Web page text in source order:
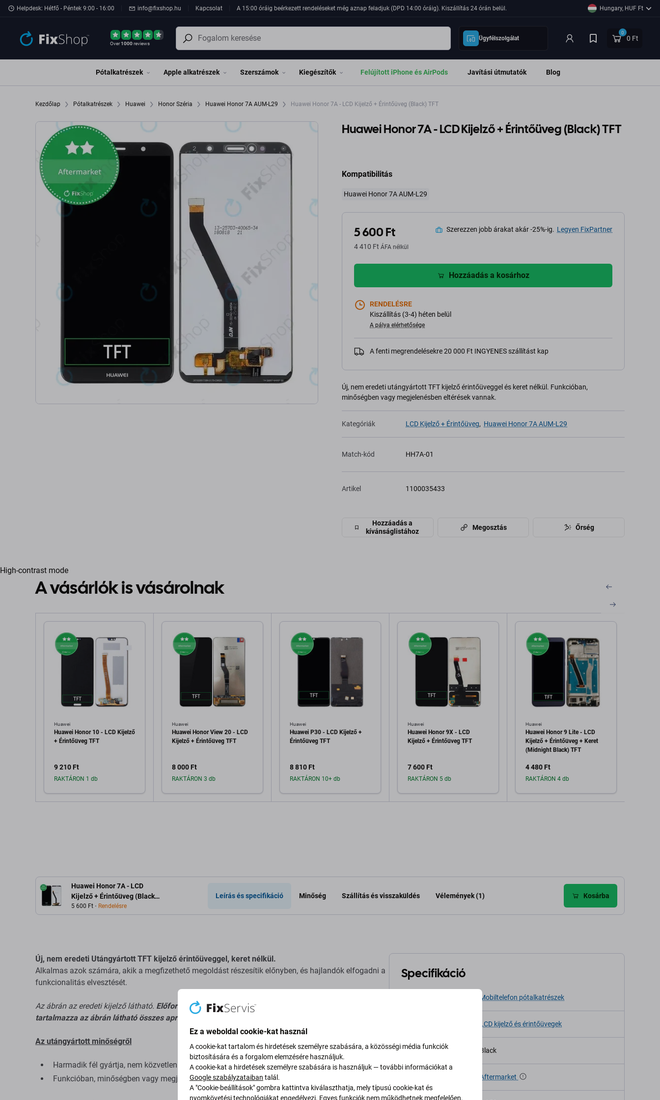
Ugrás az oldal fő részéhez
Helpdesk: Hétfő - Péntek 9:00 - 16:00 info@fixshop.hu Kapcsolat A 15:00 óráig beérkezett rendeléseket még aznap feladjuk (DPD 14:00 óráig). Kiszállítás 24 órán belül. Hungary, HUF Ft
Over1000reviews
Ügyfélszolgálat
0
0 Ft
Pótalkatrészek Apple alkatrészek Szerszámok Kiegészítők Felújított iPhone és AirPods Javítási útmutatók Blog
Kezdőlap Pótalkatrészek Huawei Honor Széria Huawei Honor 7A AUM-L29 Huawei Honor 7A - LCD Kijelző + Érintőüveg (Black) TFT
Huawei Honor 7A - LCD Kijelző + Érintőüveg (Black) TFT
Kompatibilitás
Huawei Honor 7A AUM-L29
5 600 Ft
4 410 Ft ÁFA nélkül
Szerezzen jobb árakat akár -25%-ig. Legyen FixPartner
Hozzáadás a kosárhoz
RENDELÉSRE
Kiszállítás (3-4) héten belül
A pálya elérhetősége
A fenti megrendelésekre 20 000 Ft INGYENES szállítást kap
Új, nem eredeti utángyártott TFT kijelző érintőüveggel és keret nélkül. Funkcióban,
minőségben vagy megjelenésben eltérések vannak.
Kategóriák LCD Kijelző + Érintőüveg, Huawei Honor 7A AUM-L29
Match-kód HH7A-01
Artikel 1100035433
Hozzáadás a
kívánságlistához
Megosztás Őrség
High-contrast mode
A vásárlók is vásárolnak
Huawei
Huawei Honor 10 - LCD Kijelző
+ Érintőüveg TFT
9 210 Ft
RAKTÁRON 1 db
Huawei
Huawei Honor View 20 - LCD
Kijelző + Érintőüveg TFT
8 000 Ft
RAKTÁRON 3 db
Huawei
Huawei P30 - LCD Kijelző +
Érintőüveg TFT
8 810 Ft
RAKTÁRON 10+ db
Huawei
Huawei Honor 9X - LCD
Kijelző + Érintőüveg TFT
7 600 Ft
RAKTÁRON 5 db
Huawei
Huawei Honor 9 Lite - LCD
Kijelző + Érintőüveg + Keret
(Midnight Black) TFT
4 480 Ft
RAKTÁRON 4 db
Huawei Honor 7A - LCD
Kijelző + Érintőüveg (Black)
TFT
5 600 Ft Rendelésre
Leírás és specifikáció Minőség Szállítás és visszaküldés Vélemények (1) Kosárba
Új, nem eredeti Utángyártott TFT kijelző érintőüveggel, keret nélkül.
Alkalmas azok számára, akik a megfizethető megoldást részesítik előnyben, és hajlandók elfogadni a
funkcionalitás elvesztését.
Az ábrán az eredeti kijelző látható. Előfordulhat, hogy a nem eredeti utángyártott TFT-kijelző nem
tartalmazza az ábrán látható összes apró alkatrészt
Az utángyártott minőségről
Harmadik fél gyártja, nem közvetlenül a berendezés gyártója.
Funkcióban, minőségben vagy megjelenésben eltérések vannak.
Specifikáció
Mobiltelefon pótalkatrészek
LCD kijelző és érintőüvegek
Szín Black
Aftermarket
Ez a weboldal cookie-kat használ
A cookie-kat tartalom és hirdetések személyre szabására, a közösségi média funkciók
biztosítására és a forgalom elemzésére használjuk.
A cookie-kat a hirdetések személyre szabására is használjuk — további információkat a
Google szabályzataiban talál.
A "Cookie-beállítások" gombra kattintva kiválaszthatja, mely típusú cookie-kat és
nyomkövetési technológiákat engedélyezi. Egyes funkciók nem működhetnek megfelelően,